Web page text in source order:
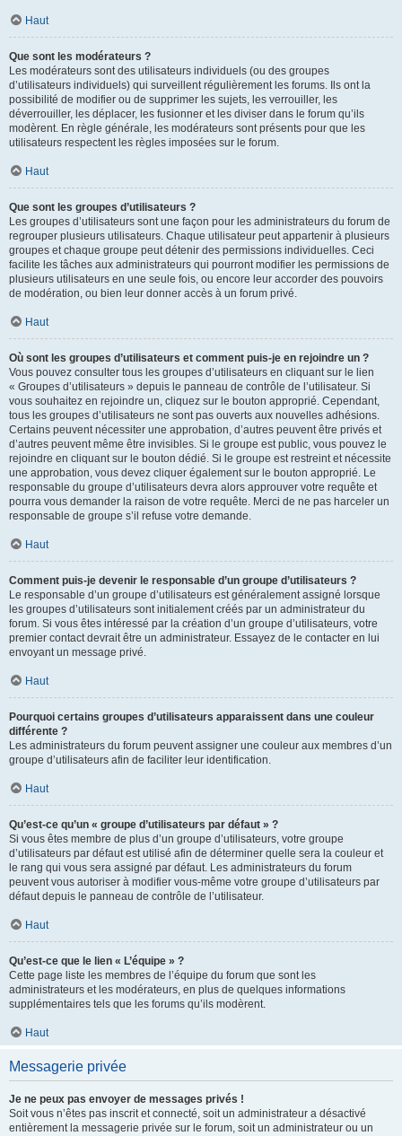
Haut
Que sont les modérateurs ?
Les modérateurs sont des utilisateurs individuels (ou des groupes
d’utilisateurs individuels) qui surveillent régulièrement les forums. Ils ont la
possibilité de modifier ou de supprimer les sujets, les verrouiller, les
déverrouiller, les déplacer, les fusionner et les diviser dans le forum qu’ils
modèrent. En règle générale, les modérateurs sont présents pour que les
utilisateurs respectent les règles imposées sur le forum.
Haut
Que sont les groupes d’utilisateurs ?
Les groupes d’utilisateurs sont une façon pour les administrateurs du forum de
regrouper plusieurs utilisateurs. Chaque utilisateur peut appartenir à plusieurs
groupes et chaque groupe peut détenir des permissions individuelles. Ceci
facilite les tâches aux administrateurs qui pourront modifier les permissions de
plusieurs utilisateurs en une seule fois, ou encore leur accorder des pouvoirs
de modération, ou bien leur donner accès à un forum privé.
Haut
Où sont les groupes d’utilisateurs et comment puis-je en rejoindre un ?
Vous pouvez consulter tous les groupes d’utilisateurs en cliquant sur le lien
« Groupes d’utilisateurs » depuis le panneau de contrôle de l’utilisateur. Si
vous souhaitez en rejoindre un, cliquez sur le bouton approprié. Cependant,
tous les groupes d’utilisateurs ne sont pas ouverts aux nouvelles adhésions.
Certains peuvent nécessiter une approbation, d’autres peuvent être privés et
d’autres peuvent même être invisibles. Si le groupe est public, vous pouvez le
rejoindre en cliquant sur le bouton dédié. Si le groupe est restreint et nécessite
une approbation, vous devez cliquer également sur le bouton approprié. Le
responsable du groupe d’utilisateurs devra alors approuver votre requête et
pourra vous demander la raison de votre requête. Merci de ne pas harceler un
responsable de groupe s’il refuse votre demande.
Haut
Comment puis-je devenir le responsable d’un groupe d’utilisateurs ?
Le responsable d’un groupe d’utilisateurs est généralement assigné lorsque
les groupes d’utilisateurs sont initialement créés par un administrateur du
forum. Si vous êtes intéressé par la création d’un groupe d’utilisateurs, votre
premier contact devrait être un administrateur. Essayez de le contacter en lui
envoyant un message privé.
Haut
Pourquoi certains groupes d’utilisateurs apparaissent dans une couleur
différente ?
Les administrateurs du forum peuvent assigner une couleur aux membres d’un
groupe d’utilisateurs afin de faciliter leur identification.
Haut
Qu’est-ce qu’un « groupe d’utilisateurs par défaut » ?
Si vous êtes membre de plus d’un groupe d’utilisateurs, votre groupe
d’utilisateurs par défaut est utilisé afin de déterminer quelle sera la couleur et
le rang qui vous sera assigné par défaut. Les administrateurs du forum
peuvent vous autoriser à modifier vous-même votre groupe d’utilisateurs par
défaut depuis le panneau de contrôle de l’utilisateur.
Haut
Qu’est-ce que le lien « L’équipe » ?
Cette page liste les membres de l’équipe du forum que sont les
administrateurs et les modérateurs, en plus de quelques informations
supplémentaires tels que les forums qu’ils modèrent.
Haut
Messagerie privée
Je ne peux pas envoyer de messages privés !
Soit vous n’êtes pas inscrit et connecté, soit un administrateur a désactivé
entièrement la messagerie privée sur le forum, soit un administrateur ou un